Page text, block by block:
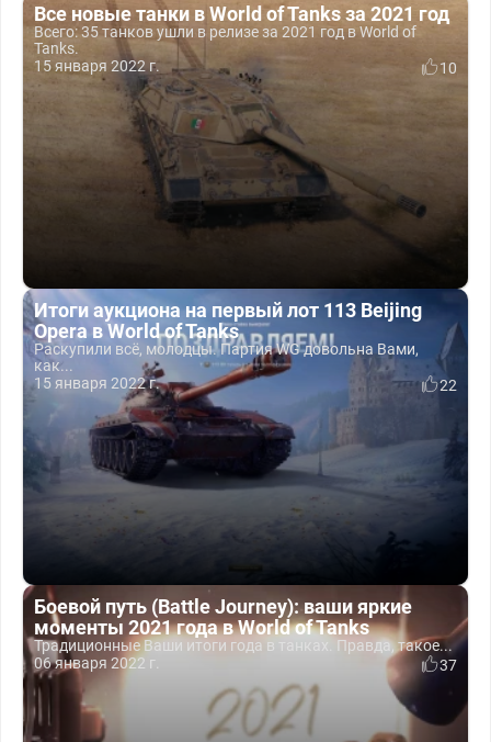
Все новые танки в World of Tanks за 2021 год
Всего: 35 танков ушли в релизе за 2021 год в World of
Tanks.
15 января 2022 г.
10
Итоги аукциона на первый лот 113 Beijing
Opera в World of Tanks
Раскупили всё, молодцы. Партия WG довольна Вами,
как...
15 января 2022 г.
22
Боевой путь (Battle Journey): ваши яркие
моменты 2021 года в World of Tanks
Традиционные Ваши итоги года в танках. Правда, такое...
06 января 2022 г.
37